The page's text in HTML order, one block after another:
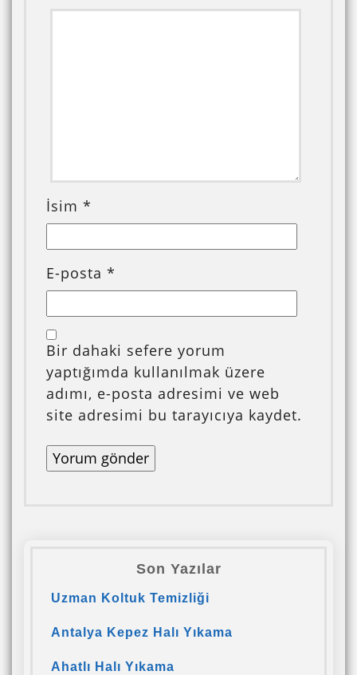
İsim *
E-posta *
Bir dahaki sefere yorum
yaptığımda kullanılmak üzere
adımı, e-posta adresimi ve web
site adresimi bu tarayıcıya kaydet.
Son Yazılar
Uzman Koltuk Temizliği
Antalya Kepez Halı Yıkama
Ahatlı Halı Yıkama